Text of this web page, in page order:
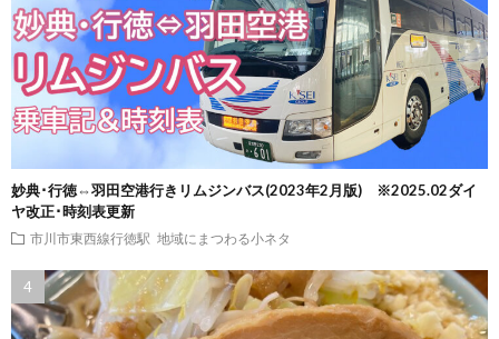
妙典･行徳⇔羽田空港行きリムジンバス(2023年2月版) ※2025.02ダイ
ヤ改正･時刻表更新
市川市東西線行徳駅 地域にまつわる小ネタ